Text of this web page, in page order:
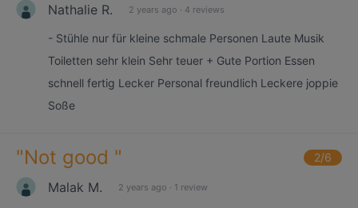
Nathalie R. 2 years ago · 4 reviews
- Stühle nur für kleine schmale Personen Laute Musik
Toiletten sehr klein Sehr teuer + Gute Portion Essen
schnell fertig Lecker Personal freundlich Leckere joppie
Soße
"Not good " 2/6
Malak M. 2 years ago · 1 review